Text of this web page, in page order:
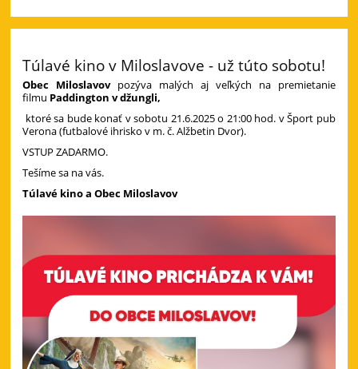
Túlavé kino v Miloslavove - už túto sobotu!
Obec Miloslavov pozýva malých aj veľkých na premietanie
filmu Paddington v džungli,
ktoré sa bude konať v sobotu 21.6.2025 o 21:00 hod. v Šport pub
Verona (futbalové ihrisko v m. č. Alžbetin Dvor).
VSTUP ZADARMO.
Tešíme sa na vás.
Túlavé kino a Obec Miloslavov